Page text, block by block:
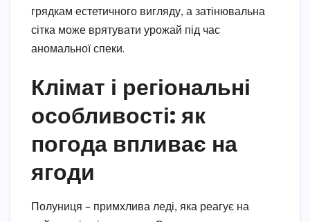
грядкам естетичного вигляду, а затінювальна
сітка може врятувати урожай під час
аномальної спеки.
Клімат і регіональні
особливості: як
погода впливає на
ягоди
Полуниця – примхлива леді, яка реагує на